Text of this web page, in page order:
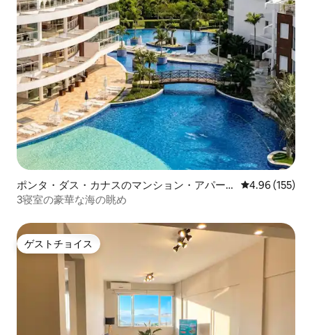
ポンタ・ダス・カナスのマンション・アパー
ト
レビュー155
4.96 (155)
3寝室の豪華な海の眺め
ゲストチョイス
ゲストチョイス